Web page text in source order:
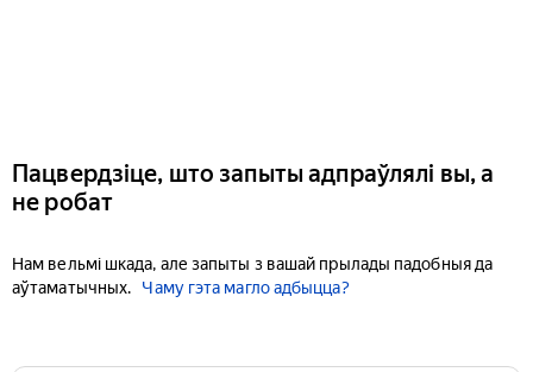
Пацвердзіце, што запыты адпраўлялі вы, а
не робат
Нам вельмі шкада, але запыты з вашай прылады падобныя да
аўтаматычных.
Чаму гэта магло адбыцца?